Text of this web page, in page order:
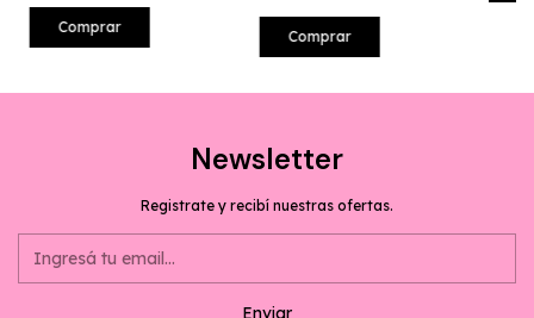
Comprar
Comprar
Newsletter
Registrate y recibí nuestras ofertas.